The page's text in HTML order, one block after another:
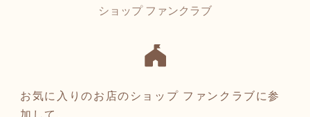
お気に入りのお店のショップ ファンクラブに参
加して、